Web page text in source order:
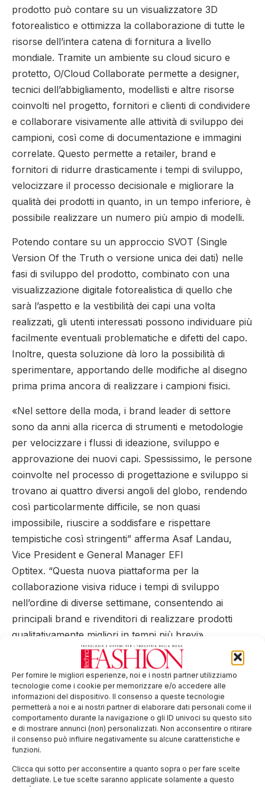
Per fornire le migliori esperienze, noi e i nostri partner utilizziamo
tecnologie come i cookie per memorizzare e/o accedere alle
informazioni del dispositivo. Il consenso a queste tecnologie
permetterà a noi e ai nostri partner di elaborare dati personali come il
comportamento durante la navigazione o gli ID univoci su questo sito
e di mostrare annunci (non) personalizzati. Non acconsentire o ritirare
il consenso può influire negativamente su alcune caratteristiche e
funzioni.
Clicca qui sotto per acconsentire a quanto sopra o per fare scelte
dettagliate. Le tue scelte saranno applicate solamente a questo
prodotto può contare su un visualizzatore 3D
fotorealistico e ottimizza la collaborazione di tutte le
risorse dell’intera catena di fornitura a livello
mondiale. Tramite un ambiente su cloud sicuro e
protetto, O/Cloud Collaborate permette a designer,
tecnici dell’abbigliamento, modellisti e altre risorse
coinvolti nel progetto, fornitori e clienti di condividere
e collaborare visivamente alle attività di sviluppo dei
campioni, così come di documentazione e immagini
correlate. Questo permette a retailer, brand e
fornitori di ridurre drasticamente i tempi di sviluppo,
velocizzare il processo decisionale e migliorare la
qualità dei prodotti in quanto, in un tempo inferiore, è
possibile realizzare un numero più ampio di modelli.
Potendo contare su un approccio SVOT (Single
Version Of the Truth o versione unica dei dati) nelle
fasi di sviluppo del prodotto, combinato con una
visualizzazione digitale fotorealistica di quello che
sarà l’aspetto e la vestibilità dei capi una volta
realizzati, gli utenti interessati possono individuare più
facilmente eventuali problematiche e difetti del capo.
Inoltre, questa soluzione dà loro la possibilità di
sperimentare, apportando delle modifiche al disegno
prima prima ancora di realizzare i campioni fisici.
«Nel settore della moda, i brand leader di settore
sono da anni alla ricerca di strumenti e metodologie
per velocizzare i flussi di ideazione, sviluppo e
approvazione dei nuovi capi. Spessissimo, le persone
coinvolte nel processo di progettazione e sviluppo si
trovano ai quattro diversi angoli del globo, rendendo
così particolarmente difficile, se non quasi
impossibile, riuscire a soddisfare e rispettare
tempistiche così stringenti” afferma Asaf Landau,
Vice President e General Manager EFI
Optitex. “Questa nuova piattaforma per la
collaborazione visiva riduce i tempi di sviluppo
nell’ordine di diverse settimane, consentendo ai
principali brand e rivenditori di realizzare prodotti
qualitativamente migliori in tempi più brevi».
Guy Alroy, Responsabile dello sviluppo prodotti EFI
Optitex, ha aggiunto che «la possibilità di avere
questa piattaforma integrata direttamente agli
strumenti di progettazione CAD rende gli utenti
notevolmente più efficienti nello scambio di idee e
commenti, permettendo loro di velocizzare il
processo decisionale e di conseguenza il time-to-
market».